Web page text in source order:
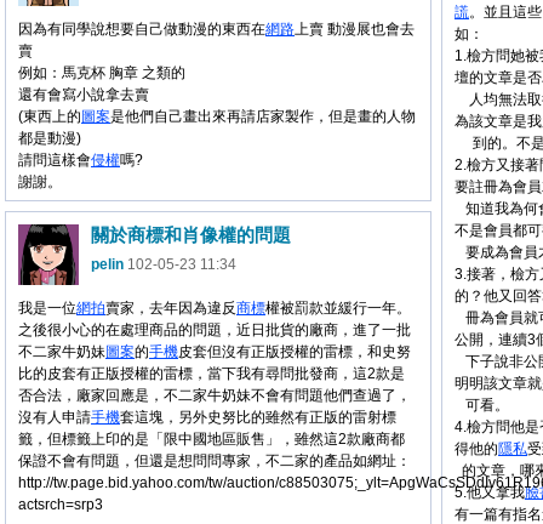
謊。並且這
如：
1.檢方問她
壇的文章是
人均無法取
為該文章是
到的。不是
2.檢方又接
要註冊為會
知道我為何
不是會員都
要成為會員
3.接著，檢
的？他又回
冊為會員就
公開，連續3
下子說非公
明明該文章
可看。
4.檢方問他
得他的隱私
的文章，哪
5.他又拿我臉
有一篇有指
因為有同學說想要自己做動漫的東西在網路上賣 動漫展也會去
賣
例如：馬克杯 胸章 之類的
還有會寫小說拿去賣
(東西上的 圖案是他們自己畫出來再請店家製作，但是畫的人物
都是動漫)
請問這樣會侵權嗎?
謝謝。
關於商標和肖像權的問題
pelin 102-05-23 11:34
我是一位網拍賣家，去年因為違反商標權被罰款並緩行一年。
之後很小心的在處理商品的問題，近日批貨的廠商，進了一批
不二家牛奶妹圖案的手機皮套但沒有正版授權的雷標，和史努
比的皮套有正版授權的雷標，當下我有尋問批發商，這2款是
否合法，廠家回應是，不二家牛奶妹不會有問題他們查過了，
沒有人申請手機套這塊，另外史努比的雖然有正版的雷射標
籤，但標籤上印的是「限中國地區販售」，雖然這2款廠商都
保證不會有問題，但還是想問問專家，不二家的產品如網址：
http://tw.page.bid.yahoo.com/tw/auction/
actsrch=srp3